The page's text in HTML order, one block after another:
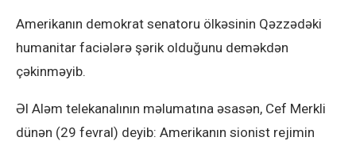
Amerikanın demokrat senatoru ölkəsinin Qəzzədəki
humanitar faciələrə şərik olduğunu deməkdən
çəkinməyib.
Əl Aləm telekanalının məlumatına əsasən, Cef Merkli
dünən (29 fevral) deyib: Amerikanın sionist rejimin